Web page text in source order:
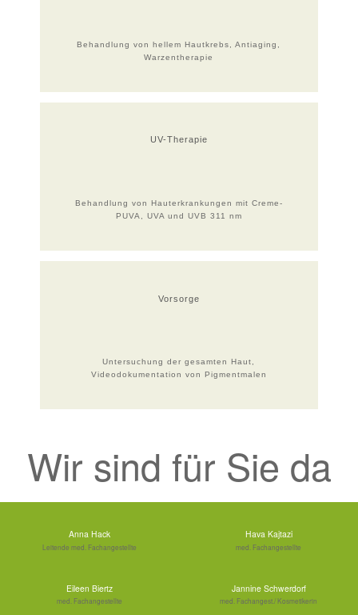
Behandlung von hellem Hautkrebs, Antiaging,
Warzentherapie
UV-Therapie
Behandlung von Hauterkrankungen mit Creme-
PUVA, UVA und UVB 311 nm
Vorsorge
Untersuchung der gesamten Haut,
Videodokumentation von Pigmentmalen
Wir sind für Sie da
Anna Hack
Leitende med. Fachangestellte
Hava Kajtazi
med. Fachangestellte
Eileen Biertz
med. Fachangestellte
Jannine Schwerdorf
med. Fachangest./ Kosmetikerin